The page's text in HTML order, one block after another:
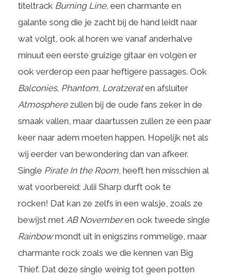
titeltrack Burning Line, een charmante en
galante song die je zacht bij de hand leidt naar
wat volgt, ook al horen we vanaf anderhalve
minuut een eerste gruizige gitaar en volgen er
ook verderop een paar heftigere passages. Ook
Balconies, Phantom, Loratzeraten afsluiter
Atmospherezullen bij de oude fans zeker in de
smaak vallen, maar daartussen zullen ze een paar
keer naar adem moeten happen. Hopelijk net als
wij eerder van bewondering dan van afkeer.
Single Pirate In the Room, heeft hen misschien al
wat voorbereid: Julii Sharp durft ook te
rocken! Dat kan ze zelfs in een walsje, zoals ze
bewijst met AB Novemberen ook tweede single
Rainbowmondt uit in enigszins rommelige, maar
charmante rock zoals we die kennen van Big
Thief. Dat deze single weinig tot geen potten